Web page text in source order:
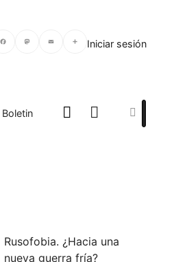
Iniciar sesión
Boletin
Rusofobia. ¿Hacia una
nueva guerra fría?